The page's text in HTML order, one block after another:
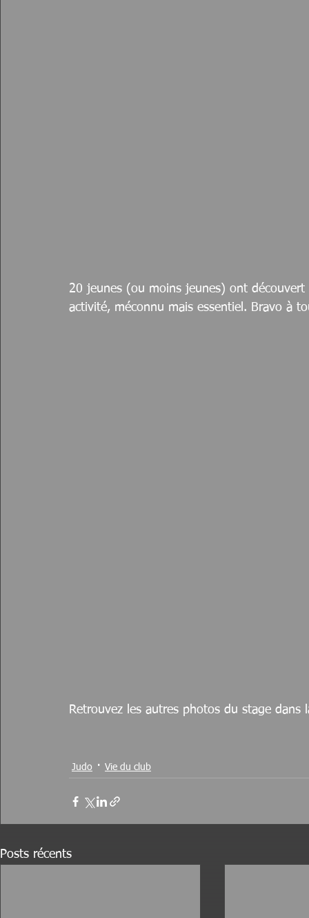
20 jeunes (ou moins jeunes) ont
activité, méconnu mais essentiel. Bravo à
Retrouvez les autres photos du stage dans
Judo Vie du club
Posts récents